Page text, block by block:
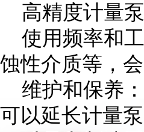
高精度计量泵
使用频率和工
蚀性介质等，
维护和保养：
可以延长计量